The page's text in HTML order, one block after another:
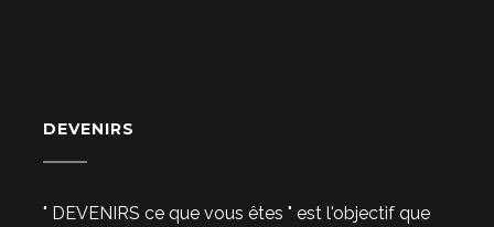
DEVENIRS
" DEVENIRS ce que vous êtes " est l'objectif que